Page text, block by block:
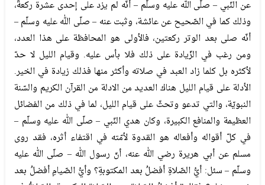
عن النّبي – صلّى الله عليه وسلّم – أنّه لم يزد على إحدى عشرة ركعةً،
وذلك كما في الصّحيح عن عائشة، وثبت عنه – صلّى الله عليه وسلّم –
أنّه صلى بعد الوتر ركعتين، فالأولى هو المحافظة على هذا العدد،
ومن رغب في الزّيادة على ذلك فلا بأس عليه. وقيام الليل لا حدّ
لأكثره بل كلما زاد العبد في صلاته وأكثر منها فذلك زيادة في الخير.
الأدلة على قيام الليل هناك العديد من الادلة من القرآن الكريم والسّنة
النبويّة، والتي تدعو وتحثّ على قيام الليل، لما في ذلك من الفضائل
العظيمة والمنافع الكبيرة، وكان هدي النّبي – صلّى الله عليه وسلّم –
في كلّ أقواله وأفعاله هو القدوة لأمّته في اقتفاء أثره، فقد روى
مسلم عن أبي هريرة رضي الله عنه، أنّ رسول الله – صلّى الله عليه
وسلّم – سئل: أيُّ الصّلاةِ أفضلُ بعد المكتوبةِ؟ وأيُّ الصّيامِ أفضلُ بعد